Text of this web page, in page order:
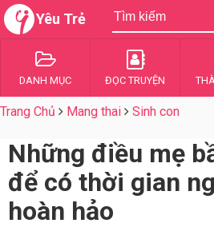
Yêu Trẻ
DANH MỤC ĐỌC TRUYỆN
Trang Chủ Mang thai Sinh con
Những điều mẹ
để có thời gian
hoàn hảo